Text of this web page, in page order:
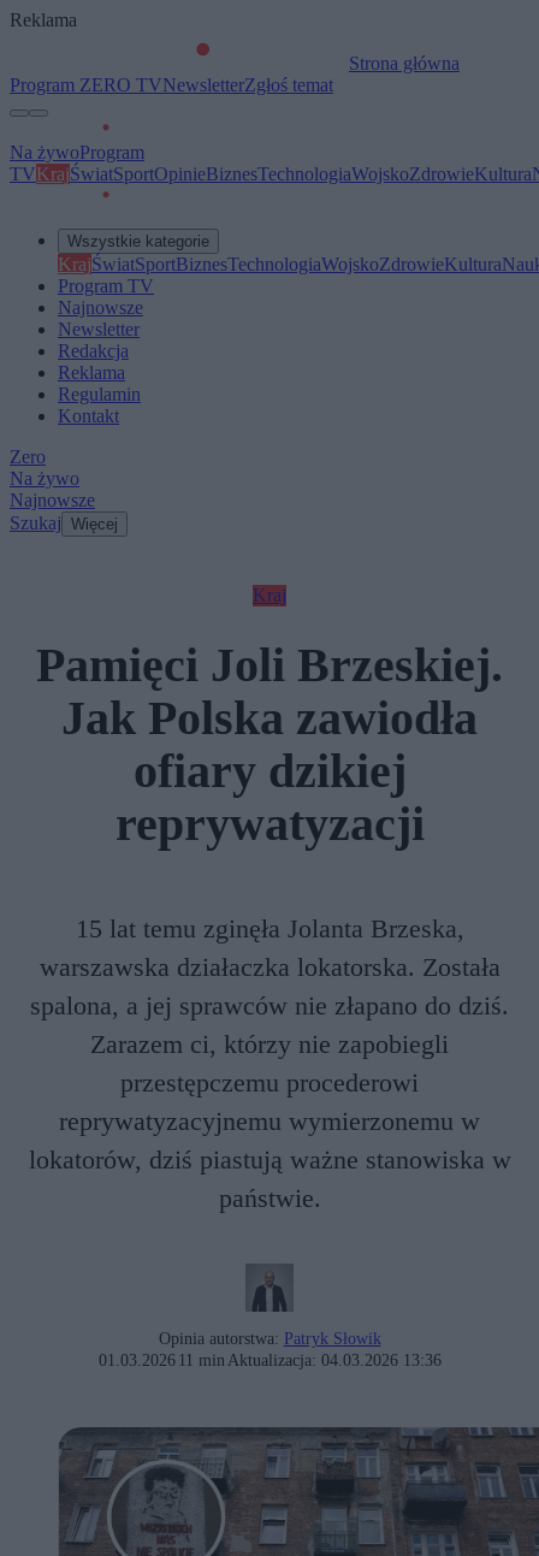
Reklama
Strona główna
Program ZERO TVNewsletterZgłoś temat
Na żywoProgram
TVKrajŚwiatSportOpinieBiznesTechnologiaWojskoZdrowieKultura
Wszystkie kategorie
KrajŚwiatSportBiznesTechnologiaWojskoZdrowieKultura
Program TV
Najnowsze
Newsletter
Redakcja
Reklama
Regulamin
Kontakt
Zero
Na żywo
Najnowsze
Szukaj Więcej
Kraj
Pamięci Joli Brzeskiej.
Jak Polska zawiodła
ofiary dzikiej
reprywatyzacji
15 lat temu zginęła Jolanta Brzeska,
warszawska działaczka lokatorska. Została
spalona, a jej sprawców nie złapano do dziś.
Zarazem ci, którzy nie zapobiegli
przestępczemu procederowi
reprywatyzacyjnemu wymierzonemu w
lokatorów, dziś piastują ważne stanowiska w
państwie.
Opinia autorstwa: Patryk Słowik
01.03.2026 11 min Aktualizacja: 04.03.2026 13:36